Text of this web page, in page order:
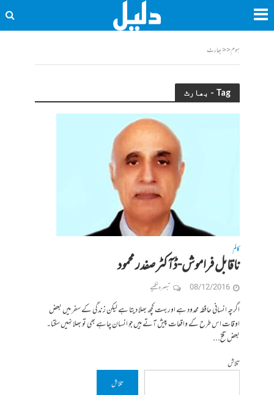
ہوم<<بھارٹ
Tag - بھارٹ
کالم
ناقابل فراموش-ڈآکٹر صفدر محمود
08/12/2016 تبصرہ لکھیے
اگرچہ انسانی حافظہ محدود ہے اور بہت کچھ بھلا دیتا ہے لیکن زندگی کے سفر میں بعض
اوقات اس طرح کے واقعات پیش آتے ہیں جو انسان چاہے بھی تو بھلا نہیں سکتا۔
بعض تلخ...
تلاش
تلاش